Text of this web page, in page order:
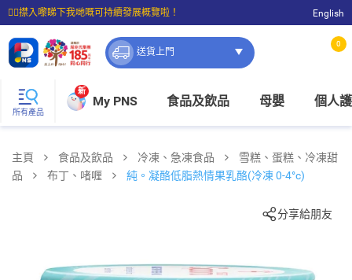
☝🏼㩒入嚟睇下我哋嘅可持續發展概覽啦！
⭐購物滿$399即享免費送貨；滿$100即可免費店取。
English
送貨上門
0
所有產品
新
My PNS 食品及飲品 母嬰 個人
主頁 食品及飲品 冷凍、急凍食品
雪糕、蛋糕、冷凍甜
品
布丁、啫喱 純。凝酪低脂熱情果乳酪(冷凍 0-4°c)
分享給朋友